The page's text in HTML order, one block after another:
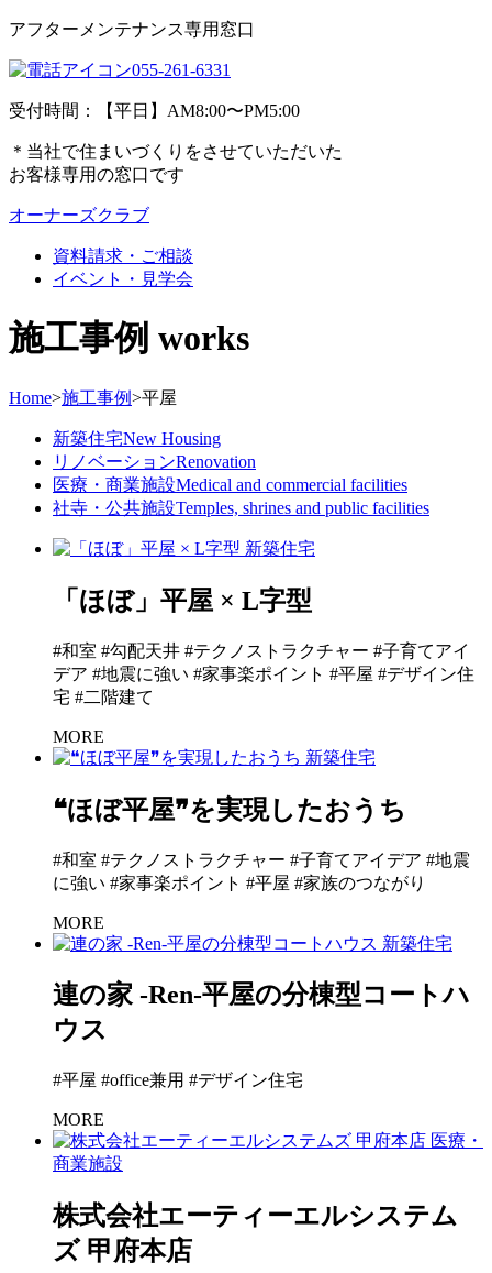
アフターメンテナンス専用窓口
055-261-6331
受付時間：【平日】AM8:00〜PM5:00
＊当社で住まいづくりをさせていただいた
お客様専用の窓口です
オーナーズクラブ
資料請求・ご相談
イベント・見学会
施工事例 works
Home>施工事例>平屋
新築住宅New Housing
リノベーションRenovation
医療・商業施設Medical and commercial facilities
社寺・公共施設Temples, shrines and public facilities
新築住宅
「ほぼ」平屋 × L字型
#和室 #勾配天井 #テクノストラクチャー #子育てアイ
デア #地震に強い #家事楽ポイント #平屋 #デザイン住
宅 #二階建て
MORE
新築住宅
❝ほぼ平屋❞を実現したおうち
#和室 #テクノストラクチャー #子育てアイデア #地震
に強い #家事楽ポイント #平屋 #家族のつながり
MORE
新築住宅
連の家 -Ren-平屋の分棟型コートハ
ウス
#平屋 #office兼用 #デザイン住宅
MORE
医療・
商業施設
株式会社エーティーエルシステム
ズ 甲府本店